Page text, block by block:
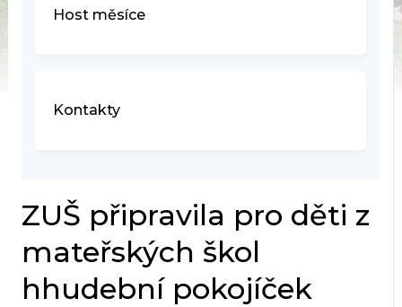
Host měsíce
Kontakty
ZUŠ připravila pro děti z
mateřských škol
hhudební pokojíček